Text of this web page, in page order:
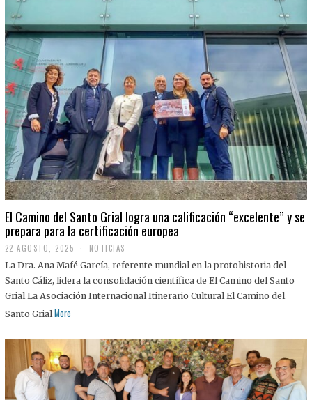
El Camino del Santo Grial logra una calificación “excelente” y se
prepara para la certificación europea
22 AGOSTO, 2025
2
A
G
O
S
2
5
NOTICIAS
La Dra. Ana Mafé García, referente mundial en la protohistoria del
Santo Cáliz, lidera la consolidación científica de El Camino del Santo
Grial La Asociación Internacional Itinerario Cultural El Camino del
Santo Grial More